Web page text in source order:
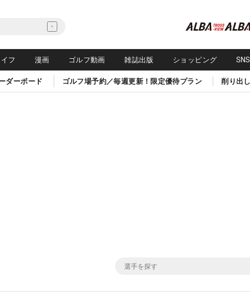
フ 漫画 ゴルフ動画 雑誌出版 ショッピング
ダーボード ゴルフ場予約／毎週更新！限定優待プラン 削り出